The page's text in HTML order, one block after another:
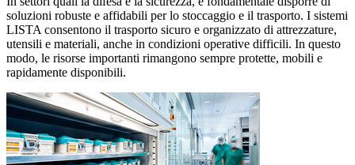
soluzioni robuste e affidabili per lo stoccaggio e il trasporto. I sistemi
LISTA consentono il trasporto sicuro e organizzato di attrezzature,
utensili e materiali, anche in condizioni operative difficili. In questo
modo, le risorse importanti rimangono sempre protette, mobili e
rapidamente disponibili.